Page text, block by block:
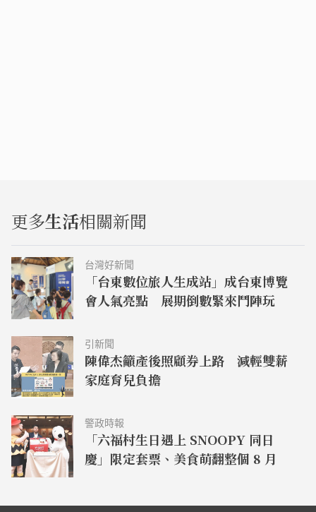
更多生活相關新聞
台灣好新聞
「台東數位旅人生成站」成台東博覽
會人氣亮點 展期倒數緊來鬥陣玩
引新聞
陳偉杰籲產後照顧券上路 減輕雙薪
家庭育兒負擔
警政時報
「六福村生日遇上 SNOOPY 同日
慶」限定套票、美食萌翻整個 8 月